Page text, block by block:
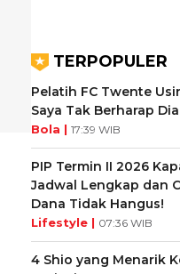
TERPOPULER
Pelatih FC Twente
Saya Tak Berharap
Bola | 17:39 WIB
PIP Termin II 2026
Jadwal Lengkap dan
Dana Tidak Hangus!
Lifestyle | 07:36 WIB
4 Shio yang Menarik